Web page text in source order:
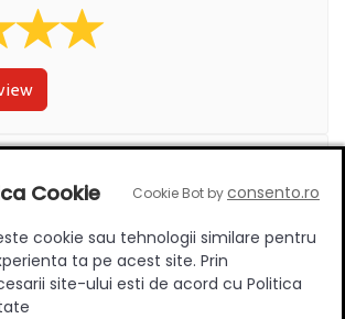
al produsului
uri)
Cookie Cookie Bot byconsento.ro
cookie sau tehnologii similare pentru
ta pe acest site. Prin
site-ului esti de acord cu Politica